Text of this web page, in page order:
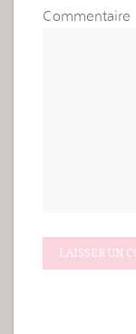
Commentaire